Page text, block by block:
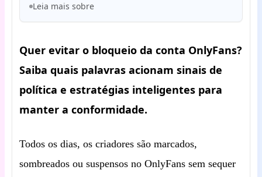
Leia mais sobre
Quer evitar o bloqueio da conta OnlyFans?
Saiba quais palavras acionam sinais de
política e estratégias inteligentes para
manter a conformidade.
Todos os dias, os criadores são marcados,
sombreados ou suspensos no OnlyFans sem sequer